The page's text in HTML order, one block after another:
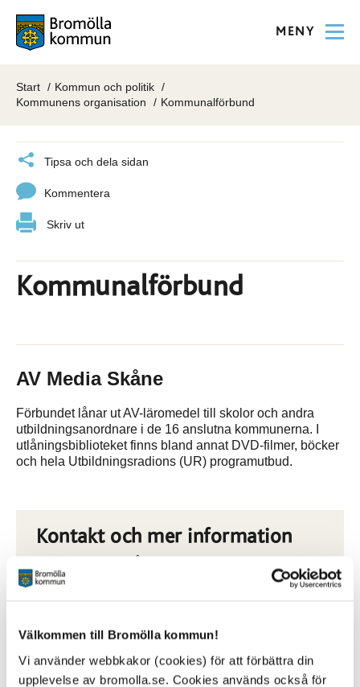
Välkommen till Bromölla kommun!
Vi använder webbkakor (cookies) för att förbättra din
upplevelse av bromolla.se. Cookies används också för
MENY
Start
Kommun och politik
Kommunens organisation
Kommunalförbund
Tipsa och dela sidan
Kommentera
Skriv ut
Kommunalförbund
AV Media Skåne
Förbundet lånar ut AV-läromedel till skolor och andra
utbildningsanordnare i de 16 anslutna kommunerna. I
utlåningsbiblioteket finns bland annat DVD-filmer, böcker
och hela Utbildningsradions (UR) programutbud.
Kontakt och mer information
Sidan senast uppdaterad:den 18 November 2025